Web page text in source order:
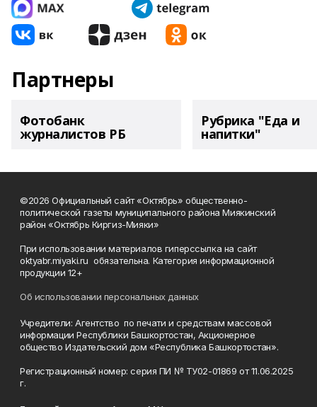
Партнеры
Фотобанк
журналистов РБ
Рубрика "Еда и
напитки"
©2026 Официальный сайт «Октябрь» общественно-
политической газеты муниципального района Миякинский
район «Октябрь Киргиз-Мияки»
При использовании материалов гиперссылка на сайт
oktyabr.miyaki.ru обязательна. Категория информационной
продукции 12+
Об использовании персональных данных
Учредители: Агентство по печати и средствам массовой
информации Республики Башкортостан, Акционерное
общество Издательский дом «Республика Башкортостан».
Регистрационный номер: серия ПИ № ТУ02-01869 от 11.06.2025
г.